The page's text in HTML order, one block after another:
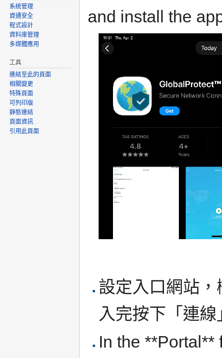
and install the
設定入口網站
入完按下「連線
In the
系統管理
資通安全
程式設計
資料庫管理
多媒體應用
工具
連結至此的頁面
相關變更
特殊頁面
可列印版
靜態連結
頁面資訊
引用此頁面